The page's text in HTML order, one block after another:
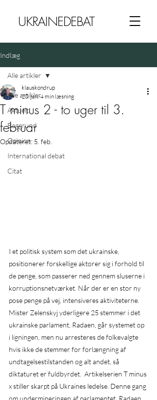
UKRAINEDEBAT
Indlæg
Alle artikler
Aktuelt
Baggrund
Opinion
International debat
Citat
Alle artikler
T minus 2 - to uger til 3.
februar
klauskondrup
20. jan. 4 min læsning
Opdateret: 5. feb.
I et politisk system som det ukrainske,
positionerer forskellige aktører sig i forhold til
de penge, som passerer ned gennem sluserne i
korruptionsnetværket. Når der er en stor ny
pose penge på vej, intensiveres aktiviteterne.
Mister Zelenskyj yderligere 25 stemmer i det
ukrainske parlament, Radaen, går systemet op
i ligningen, men nu arresteres de folkevalgte
hvis ikke de stemmer for forlængning af
undtagelsestilstanden og alt andet, så
diktaturet er fuldbyrdet.  Artikelserien T minus
x stiller skarpt på Ukraines ledelse. Denne gang